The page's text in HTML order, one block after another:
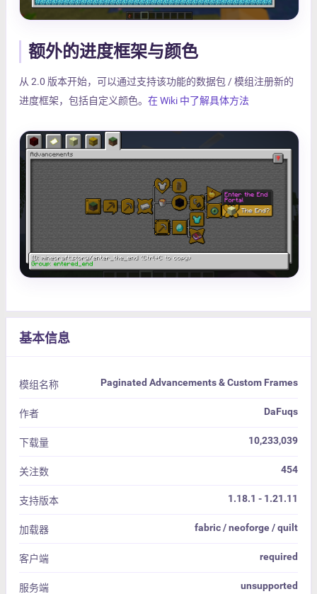
额外的进度框架与颜色
从 2.0 版本开始，可以通过支持该功能的数据包 / 模组注册新的
进度框架，包括自定义颜色。 在 Wiki 中了解具体方法
基本信息
模组名称 Paginated Advancements & Custom Frames
作者 DaFuqs
下载量 10,233,039
关注数 454
支持版本 1.18.1 - 1.21.11
加载器 fabric / neoforge / quilt
客户端 required
服务端 unsupported